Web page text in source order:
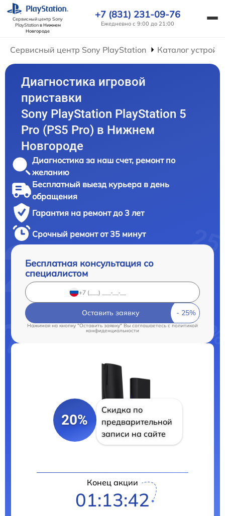
Сервисный центр Sony
PlayStationв Нижнем
Новгороде
+7 (831) 231-09-76
Ежедневно с 9:00 до 21:00
Сервисный центр Sony PlayStation Каталог
Диагностика игровой
приставки
Sony PlayStation PlayStation 5
Pro (PS5 Pro) в Нижнем
Новгороде
Диагностика за наш счет, ремонт по
желанию
Бесплатный выезд курьера в день
обращения
Гарантия на ремонт до 3 лет
Срочный ремонт от 35 минут
Бесплатная консультация со
специалистом
Оставить заявку
Нажимая на кнопку "Оставить заявку" Вы соглашаетесь cполитикой
конфиденциальности
20%
Скидка по
предварительной
записи на сайте
Конец акции
01:13:42